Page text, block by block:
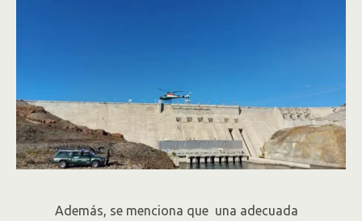
Además, se menciona que una adecuada